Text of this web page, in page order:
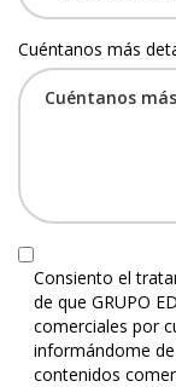
Cuéntanos más
Consiento el
de que GRUPO
comerciales por
informándome
contenidos